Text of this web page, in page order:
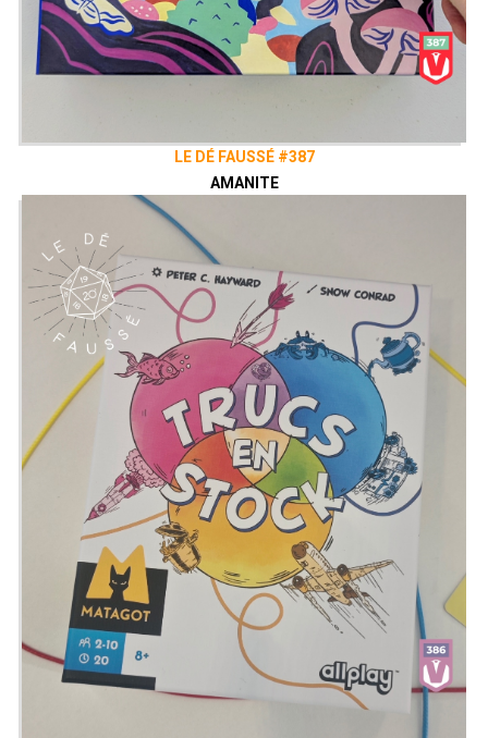
LE DÉ FAUSSÉ #387
AMANITE